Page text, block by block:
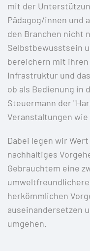
mit der
Pädagog/innen und
den Branchen nicht
Selbstbewusstsein
bereichern mit
Infrastruktur und
ob als Bedienung in
Steuermann der
Veranstaltungen wie
Dabei legen wir
nachhaltiges
Gebrauchtem eine
herkömmlichen
auseinandersetzen
umgehen.